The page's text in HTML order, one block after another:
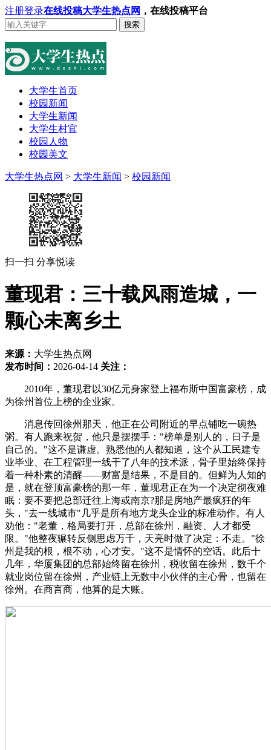
注册登录在线投稿大学生热点网 ，在线投稿平台
搜索
大学生首页
校园新闻
大学生新闻
大学生村官
校园人物
校园美文
大学生热点网 > 大学生新闻 > 校园新闻
扫一扫 分享悦读
董现君：三十载风雨造城，一
颗心未离乡土
来源： 大学生热点网
发布时间： 2026-04-14 关注：
2010年，董现君以30亿元身家登上福布斯中国富豪榜，成
为徐州首位上榜的企业家。
消息传回徐州那天，他正在公司附近的早点铺吃一碗热
粥。有人跑来祝贺，他只是摆摆手："榜单是别人的，日子是
自己的。"这不是谦虚。熟悉他的人都知道，这个从工民建专
业毕业、在工程管理一线干了八年的技术派，骨子里始终保持
着一种朴素的清醒——财富是结果，不是目的。但鲜为人知的
是，就在登顶富豪榜的那一年，董现君正在为一个决定彻夜难
眠：要不要把总部迁往上海或南京?那是房地产最疯狂的年
头，"去一线城市"几乎是所有地方龙头企业的标准动作。有人
劝他："老董，格局要打开，总部在徐州，融资、人才都受
限。"他整夜辗转反侧思虑万千，天亮时做了决定：不走。"徐
州是我的根，根不动，心才安。"这不是情怀的空话。此后十
几年，华厦集团的总部始终留在徐州，税收留在徐州，数千个
就业岗位留在徐州，产业链上无数中小伙伴的主心骨，也留在
徐州。在商言商，他算的是大账。